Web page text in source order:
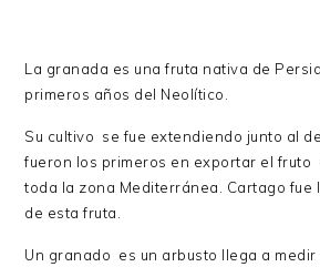
La granada es una fruta nativa de
primeros años del Neolítico.
Su cultivo se fue extendiendo junto al
fueron los primeros en exportar el fruto
toda la zona Mediterránea. Cartago fue
de esta fruta.
Un granado es un arbusto llega a medir